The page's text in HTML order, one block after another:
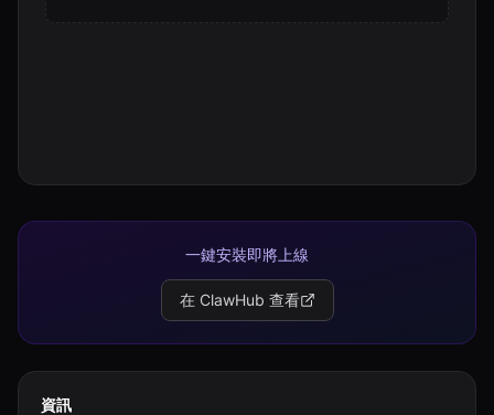
一鍵安裝即將上線
在 ClawHub 查看
資訊